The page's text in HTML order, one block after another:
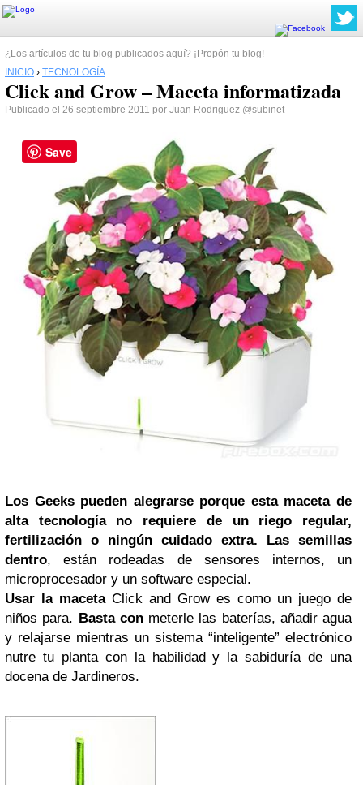
¿Los artículos de tu blog publicados aquí? ¡Propón tu blog!
INICIO › TECNOLOGÍA
Click and Grow – Maceta informatizada
Publicado el 26 septiembre 2011 por Juan Rodriguez @subinet
Los Geeks pueden alegrarse porque esta maceta de
alta tecnología no requiere de un riego regular,
fertilización o ningún cuidado extra. Las semillas
dentro, están rodeadas de sensores internos, un
microprocesador y un software especial.
Usar la macetaClick and Grow es como un juego de
niños para. Basta conmeterle las baterías, añadir agua
y relajarse mientras un sistema “inteligente” electrónico
nutre tu planta con la habilidad y la sabiduría de una
docena de Jardineros.
Save